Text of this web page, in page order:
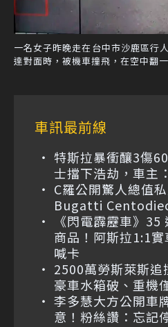
一名女子昨晚走在台中市沙鹿區行
達對面時，被機車撞飛，在空中翻
車訊最前線
特斯拉暴衝釀3傷
士擋下浩劫，車主
C羅公開驚人總值
Bugatti
《閃電霹靂車》
商品！阿斯拉1:1
喊卡
2500萬勞斯萊斯追
豪車水箱破、重機
李多慧大方公開車
意！粉絲讚：忘記